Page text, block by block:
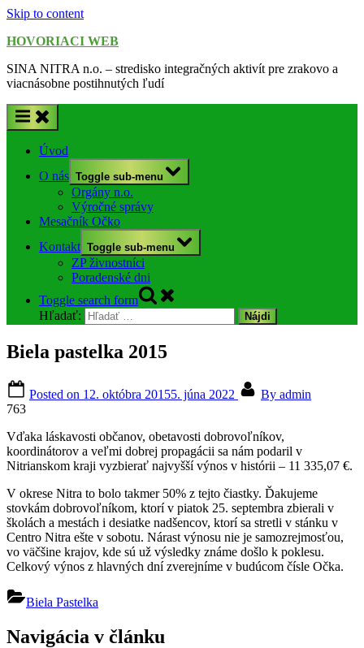
Skip to content
HOVORIACI WEB
SINA NITRA n.o. – stredisko integračných aktivít pre zrakovo a
viacnásobne postihnutých ľudí
Úvod
O nás Toggle sub-menu
Orgány n.o.
Výročné správy
Mesačník Očko
Kontakt Toggle sub-menu
ZP živnostníci
Poradenské dni
Toggle search form
Hľadať:
Biela pastelka 2015
Posted on 12. októbra 20155. júna 2022 By admin
763
Vďaka láskavosti občanov, obetavosti dobrovoľníkov,
koordinátorov a veľmi dobrej propagácii sa nám podaril v
Nitrianskom kraji vyzbierať najvyšší výnos v histórii – 11 335,07 €.
V okrese Nitra to bolo takmer 50% z tejto čiastky. Ďakujeme
stovkám dobrovoľníkom, ktorí v piatok 25. septembra zbierali v
školách a mestách i desiatke nadšencov, ktorí sa stretli v stánku v
Centro Nitra ešte v sobotu. Nárast výnosu nie je samozrejmosťou,
vo väčšine krajov, kde sú už výsledky známe došlo k poklesu.
Celkový výnos z hlavných dní zverejníme v budúcom čísle Očka.
Biela Pastelka
Navigácia v článku